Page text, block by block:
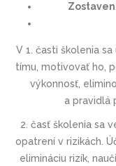
V 1. časti školenia
tímu, motivovať ho,
výkonnosť,
a pravidlá
2. časť školenia sa
opatrení v rizikách.
elimináciu rizík,